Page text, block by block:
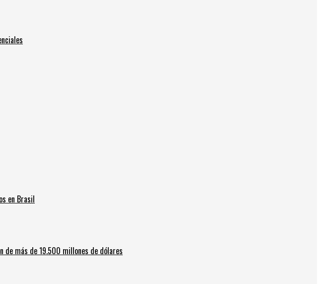
en Brasil
de más de 19.500 millones de dólares